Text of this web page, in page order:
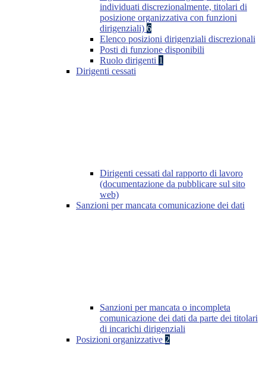
individuati discrezionalmente, titolari di
posizione organizzativa con funzioni
dirigenziali) 6
Elenco posizioni dirigenziali discrezionali
Posti di funzione disponibili
Ruolo dirigenti 1
Dirigenti cessati
Dirigenti cessati dal rapporto di lavoro
(documentazione da pubblicare sul sito
web)
Sanzioni per mancata comunicazione dei dati
Sanzioni per mancata o incompleta
comunicazione dei dati da parte dei titolari
di incarichi dirigenziali
Posizioni organizzative 2